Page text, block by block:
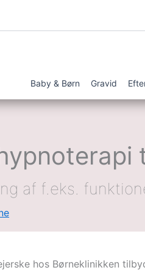
Baby & Børn Gravid
af f.eks.
hos Børneklinikken